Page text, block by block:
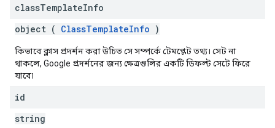
classTemplateInfo
object ( ClassTemplateInfo )
কিভাবে ক্লাস প্রদর্শন করা উচিত সে সম্পর্কে টেমপ্লেট তথ্য। সেট না
থাকলে, Google প্রদর্শনের জন্য ক্ষেত্রগুলির একটি ডিফল্ট সেটে ফিরে
যাবে৷
id
string